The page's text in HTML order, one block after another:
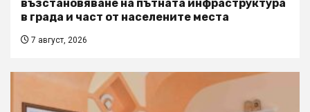
възстановяване на пътната инфраструктура
в града и част от населените места
7 август, 2026